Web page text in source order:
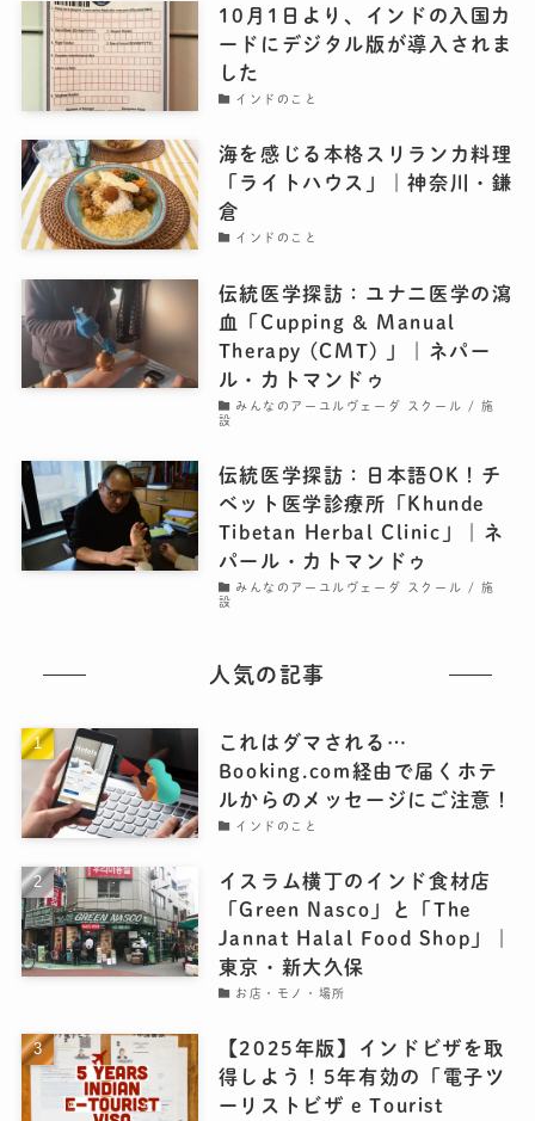
10月1日より、インドの入国カ
ードにデジタル版が導入されま
した
インドのこと
海を感じる本格スリランカ料理
「ライトハウス」｜神奈川・鎌
倉
インドのこと
伝統医学探訪：ユナニ医学の瀉
血「Cupping & Manual
Therapy (CMT) 」｜ネパー
ル・カトマンドゥ
みんなのアーユルヴェーダ スクール / 施
設
伝統医学探訪：日本語OK！チ
ベット医学診療所「Khunde
Tibetan Herbal Clinic」｜ネ
パール・カトマンドゥ
みんなのアーユルヴェーダ スクール / 施
設
人気の記事
これはダマされる…
Booking.com経由で届くホテ
ルからのメッセージにご注意！
インドのこと
イスラム横丁のインド食材店
「Green Nasco」と「The
Jannat Halal Food Shop」｜
東京・新大久保
お店・モノ・場所
【2025年版】インドビザを取
得しよう！5年有効の「電子ツ
ーリストビザ e Tourist